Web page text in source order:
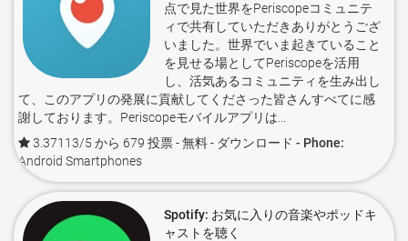
点で見た世界をPeriscopeコミュニテ
ィで共有していただきありがとうござ
いました。世界でいま起きていること
を見せる場としてPeriscopeを活用
し、活気あるコミュニティを生み出し
て、このアプリの発展に貢献してくださった皆さんすべてに感
謝しております。Periscopeモバイルアプリは...
3.37113/5 から 679 投票- 無料 - ダウンロード - Phone:
Android Smartphones
Spotify: お気に入りの音楽やポッドキ
ャストを聴く